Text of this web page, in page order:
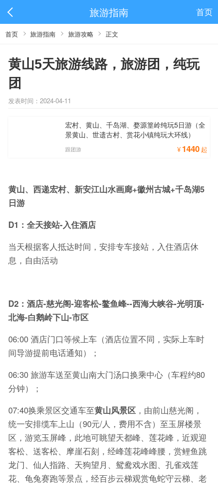
旅游指南 首页
首页 旅游指南 旅游攻略 正文
黄山5天旅游线路，旅游团，纯玩
团
发表时间：2024-04-11
宏村、黄山、千岛湖、婺源篁岭纯玩5日游（全
景黄山、世遗古村、赏花小镇纯玩大环线）
¥ 1440 起
跟团游
黄山、西递宏村、新安江山水画廊+徽州古城+千岛湖5
日游
D1 ：全天接站-入住酒店
当天根据客人抵达时间，安排专车接站，入住酒店休
息，自由活动
D2：酒店-慈光阁-迎客松-鳌鱼峰--西海大峡谷-光明顶-
北海-白鹅岭下山-市区
06:00 酒店门口等候上车（酒店位置不同，实际上车时
间导游提前电话通知）；
06:30 旅游车送至黄山南大门汤口换乘中心（车程约80
分钟）；
07:40换乘景区交通车至黄山风景区，由前山慈光阁，
统一安排缆车上山（90元/人，费用不含）至玉屏楼景
区，游览玉屏峰，此地可眺望天都峰、莲花峰，近观迎
客松、送客松、摩崖石刻，经峰莲花峰峰腰，赏鲤鱼跳
龙门、仙人指路、天狗望月、鸳鸯戏水图、孔雀戏莲
花、龟兔赛跑等景点，经百步云梯观赏龟蛇守云梯、老